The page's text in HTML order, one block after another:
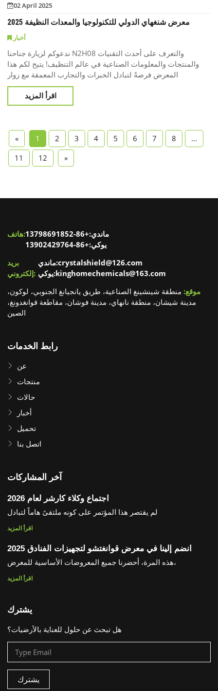
02 April 2025
معرض شنغهاي الدولي للتكنولوجيا والمعدات النظيفة 2025
أخبار
ندعوكم لزيارة جناحنا N2H08 والتعرف على أحدث التقنيات
والمنتجات والمعلومات الصناعية في عالم التنظيف! يتيح لكم هذا
المعرض فرصةً لتبادل الخبرات والتجارب المعمقة مع زوار
متخصصين دوليين من مختلف البلدان، والاستكشاف المشترك
لأحدث اتجاهات التطوير وفرص التعاون في صناعة التنظيف، وتوسيع
آفاق التعاون في أجواء دولية نابضة بالحياة! في المعرض، عرضنا
الدؤوب وابتكارنا في
اقرأ المزيد
« 1 2 3 4 5 6 7 8
...
11
12 »
هاتف:
ماندي:+86-13798691852
يوكي:+86-13902429764
بريد
إلكتروني:
ماندي:crystalshield@126.com
يوكي:kinghomechemicals@163.com
موقع: منطقة شينشينغ الصناعية، طريق يانجيانغ الجنوبي، لوكون،
مدينة شيشان، منطقة نانهاي، مدينة فوشان، مقاطعة قوانغدونغ،
الصين
رابط الخدمات
عن
منتجات
حالات
أخبار
تحميل
اتصل بنا
آخر المشاركات
اجتماع وكلاء كارشر لعام 2026
لم يقتصر هذا المؤتمر على كونه ملتقىً هاماً لتبادل
اقرأ المزيد
انضم إلينا في معرض قوانغتشو لتجهيزات الفنادق 2025
هذه المرة، أحضرنا جميع المعروضات الأساسية للمعرض،
اقرأ المزيد
يشترك
هل تبحث عن حلول للعناية بالأرضيات؟
يشترك